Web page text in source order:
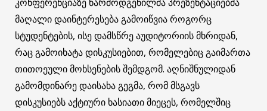
მაღალი დაინტერესება გამოიწვია როგორც
სტუდენტების, ისე დამსწრე აუდიტორიის მხრიდან,
რაც გამოიხატა დისკუსიებით, რომელებიც გაიმართა
თითოეული მოხსენების შემდგომ. აღნიშნულიდან
გამომდინარე დაისახა გეგმა, რომ მსგავს
დისკუსიებს აქტიური ხასიათი მიეცეს, რომელშიც